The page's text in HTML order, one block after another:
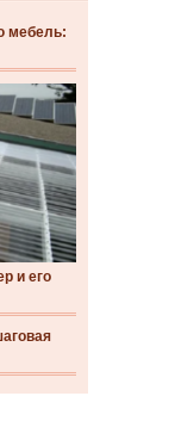
мебель:
и его